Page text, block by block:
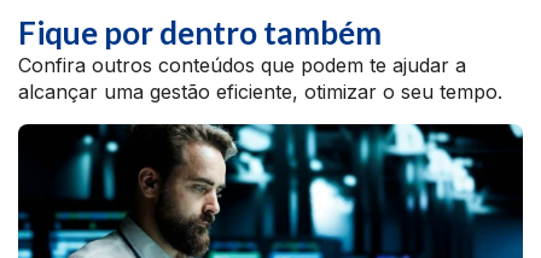
Fique por dentro também
Confira outros conteúdos que podem te ajudar a
alcançar uma gestão eficiente, otimizar o seu tempo.